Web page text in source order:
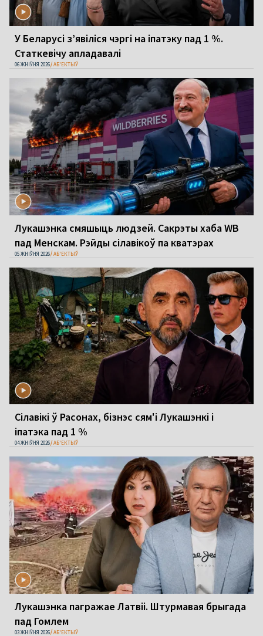
У Беларусі з’явіліся чэргі на іпатэку пад 1 %.
Статкевічу апладавалі
06 ЖНІЎНЯ 2026 АБ'ЕКТЫЎ
Лукашэнка смяшыць людзей. Сакрэты хаба WB
пад Менскам. Рэйды сілавікоў па кватэрах
05 ЖНІЎНЯ 2026 АБ'ЕКТЫЎ
Сілавікі ў Расонах, бізнэс сям'і Лукашэнкі і
іпатэка пад 1 %
04 ЖНІЎНЯ 2026 АБ'ЕКТЫЎ
Лукашэнка пагражае Латвіі. Штурмавая брыгада
пад Гомлем
03 ЖНІЎНЯ 2026 АБ'ЕКТЫЎ